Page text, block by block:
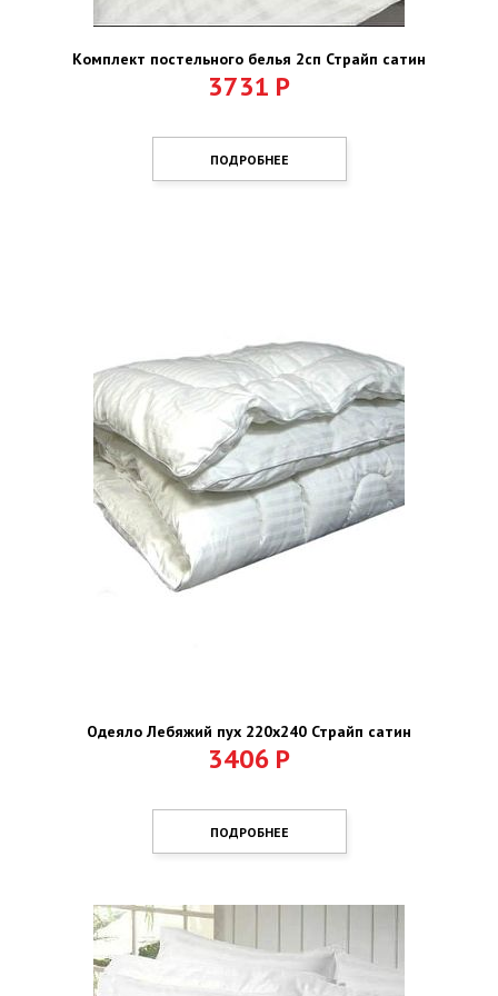
Комплект постельного белья 2сп Страйп сатин
3731 Р
ПОДРОБНЕЕ
Одеяло Лебяжий пух 220х240 Страйп сатин
3406 Р
ПОДРОБНЕЕ